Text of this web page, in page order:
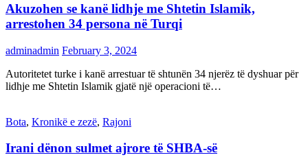
Akuzohen se kanë lidhje me Shtetin Islamik,
arrestohen 34 persona në Turqi
adminadmin February 3, 2024
Autoritetet turke i kanë arrestuar të shtunën 34 njerëz të dyshuar për
lidhje me Shtetin Islamik gjatë një operacioni të…
Bota, Kronikë e zezë, Rajoni
Irani dënon sulmet ajrore të SHBA-së